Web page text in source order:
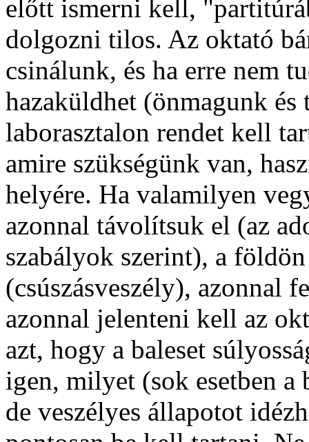
előtt ismerni kell,
dolgozni tilos. Az oktató
csinálunk, és ha erre nem
hazaküldhet (önmagunk és
laborasztalon rendet kell
amire szükségünk van,
helyére. Ha valamilyen
azonnal távolítsuk el (az
szabályok szerint), a
(csúszásveszély), azonnal
azonnal jelenteni kell az
azt, hogy a baleset
igen, milyet (sok esetben a
de veszélyes állapotot